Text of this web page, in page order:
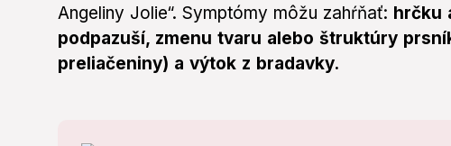
Angeliny Jolie“. Symptómy môžu zahŕňať: hrčku
podpazuší, zmenu tvaru alebo štruktúry
preliačeniny) a výtok z bradavky.